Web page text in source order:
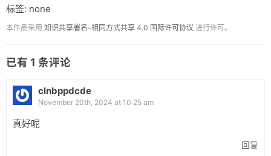
| `sarq Src, Dest`  | `Dest = Dest >> Src` | 算术右移，将Dest算
| `shrq Src, Dest`  | `Dest = Dest >> Src` | 逻辑右移，将Dest逻辑
| `orq Src, Dest`   | `Dest = Dest \| Src` | 按位或，将Src和
| 指令格式           | 计算方式          | 说明
| `incq Dest`      | `Dest = Dest + 1` | 增量，将Dest加
| `decq Dest`      | `Dest = Dest - 1` | 减量，将Dest减
| `negq Dest`      | `Dest = -Dest`    | 取负，将Dest取
标签: none
本作品采用 知识共享署名-相同方式共享 4.0 国际许可协议 进行许可。
已有 1 条评论
clnbppdcde
November 20th, 2024 at 10:25 am
真好呢
回复